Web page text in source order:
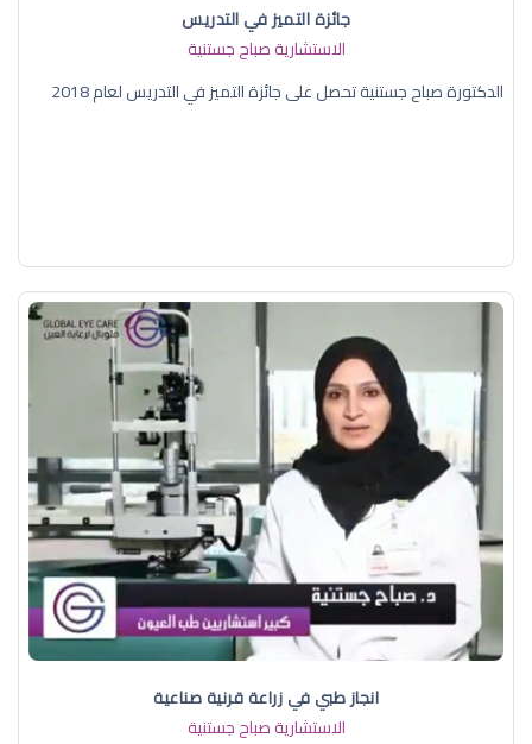
جائزة التميز في التدريس
الاستشارية صباح جستنية
الدكتورة صباح جستنية تحصل على جائزة التميز في التدريس لعام 2018
انجاز طبي في زراعة قرنية صناعية
الاستشارية صباح جستنية